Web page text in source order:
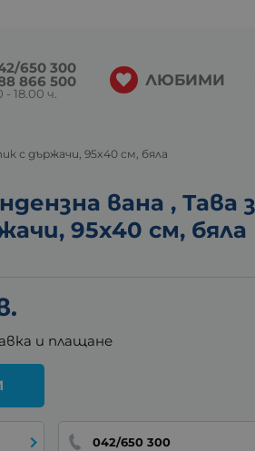
650 300
866 500
- 18.00 ч.
ЛЮБИМИ
с държачи, 95x40 см, бяла
вана , Тава
95x40 см, бяла
и плащане
042/650 300